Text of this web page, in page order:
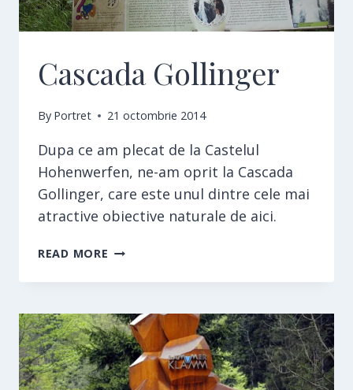
Cascada Gollinger
By Portret 21 octombrie 2014
Dupa ce am plecat de la Castelul
Hohenwerfen, ne-am oprit la Cascada
Gollinger, care este unul dintre cele mai
atractive obiective naturale de aici.
READ MORE CASCADA